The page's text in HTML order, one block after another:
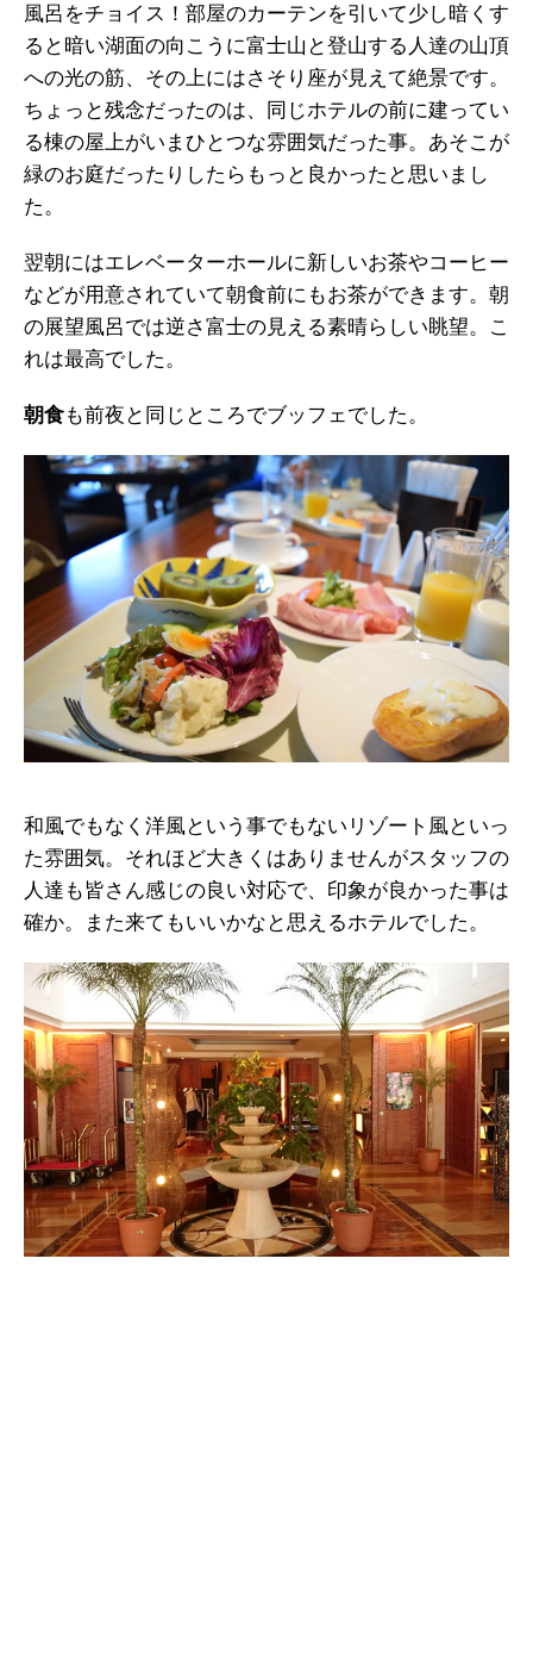
風呂をチョイス！部屋のカーテンを引いて少し暗くす
ると暗い湖面の向こうに富士山と登山する人達の山頂
への光の筋、その上にはさそり座が見えて絶景です。
ちょっと残念だったのは、同じホテルの前に建ってい
る棟の屋上がいまひとつな雰囲気だった事。あそこが
緑のお庭だったりしたらもっと良かったと思いまし
た。
翌朝にはエレベーターホールに新しいお茶やコーヒー
などが用意されていて朝食前にもお茶ができます。朝
の展望風呂では逆さ富士の見える素晴らしい眺望。こ
れは最高でした。
朝食も前夜と同じところでブッフェでした。
和風でもなく洋風という事でもないリゾート風といっ
た雰囲気。それほど大きくはありませんがスタッフの
人達も皆さん感じの良い対応で、印象が良かった事は
確か。また来てもいいかなと思えるホテルでした。